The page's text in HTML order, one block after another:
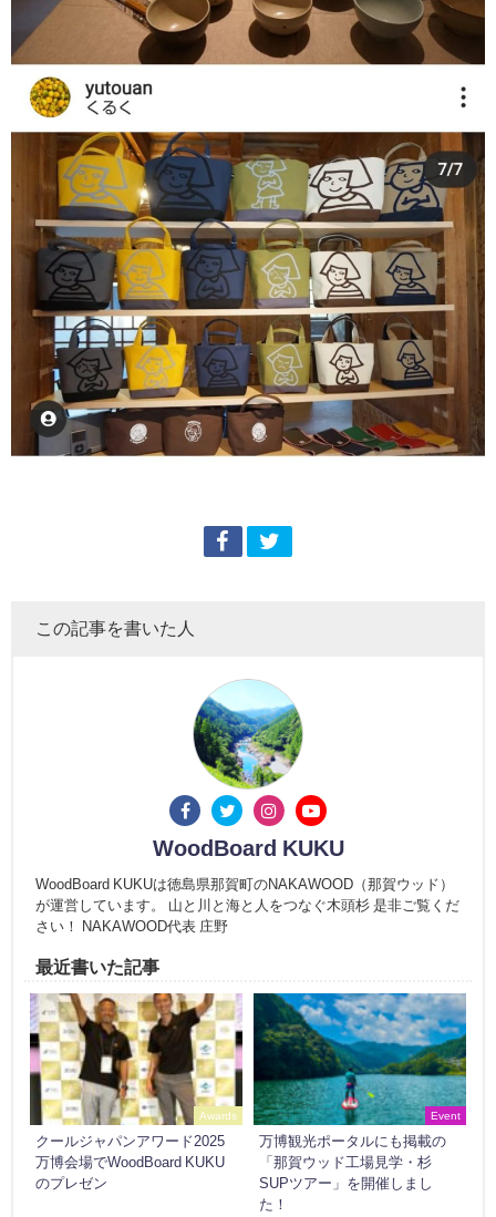
この記事を書いた人
WoodBoard KUKU
WoodBoard KUKUは徳島県那賀町のNAKAWOOD（那賀ウッド）
が運営しています。 山と川と海と人をつなぐ木頭杉 是非ご覧くだ
さい！ NAKAWOOD代表 庄野
最近書いた記事
Awards
クールジャパンアワード2025
万博会場でWoodBoard KUKU
のプレゼン
Event
万博観光ポータルにも掲載の
「那賀ウッド工場見学・杉
SUPツアー」を開催しまし
た！